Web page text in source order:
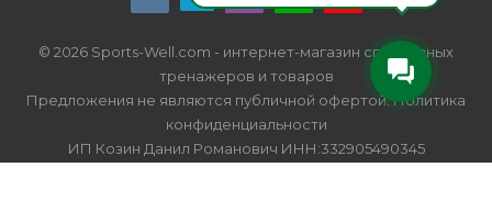
© 2026 Sports-Well.com - интернет-магазин спортивных
тренажеров и товаров
Предложения не являются публичной офертой.Политика
конфиденциальности
ИП Козин Данил Романович ИНН:332905490345